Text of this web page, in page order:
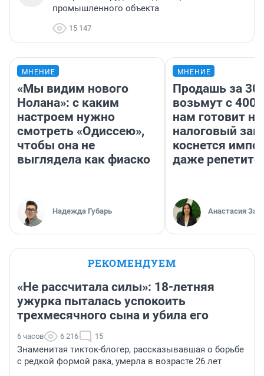
промышленного объекта
15 147
МНЕНИЕ
«Мы видим нового
Нолана»: с каким
настроем нужно
смотреть «Одиссею»,
чтобы она не
выглядела как фиаско
Надежда Губарь
МНЕНИЕ
Продашь за
возьмут с
нам готовит
налоговый
коснется
даже
Анастасия
РЕКОМЕНДУЕМ
«Не рассчитала силы»: 18-летняя
ужурка пыталась успокоить
трехмесячного сына и убила его
6 часов 6 216 15
Знаменитая тикток-блогер, рассказывавшая о борьбе
с редкой формой рака, умерла в возрасте 26 лет